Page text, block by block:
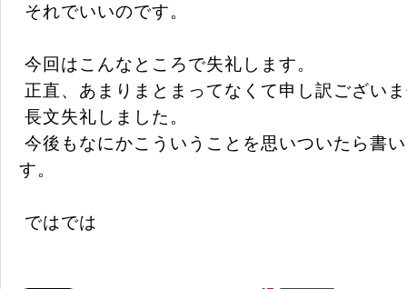
それでいいのです。
今回はこんなところで失礼します。
正直、あまりまとまってなくて申し訳ござい
長文失礼しました。
今後もなにかこういうことを思いついたら書
す。
ではでは